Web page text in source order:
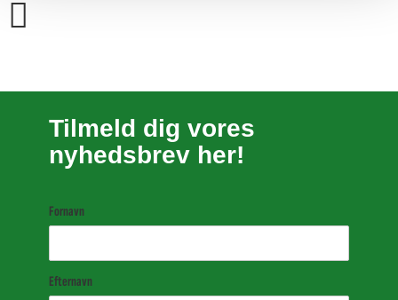
Tilmeld dig vores
nyhedsbrev her!
Fornavn
Efternavn